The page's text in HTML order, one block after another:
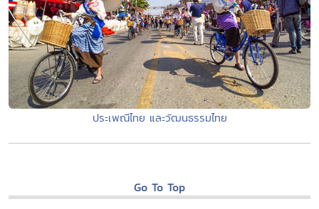
ประเพณีไทย และวัฒนธรรมไทย
Go To Top